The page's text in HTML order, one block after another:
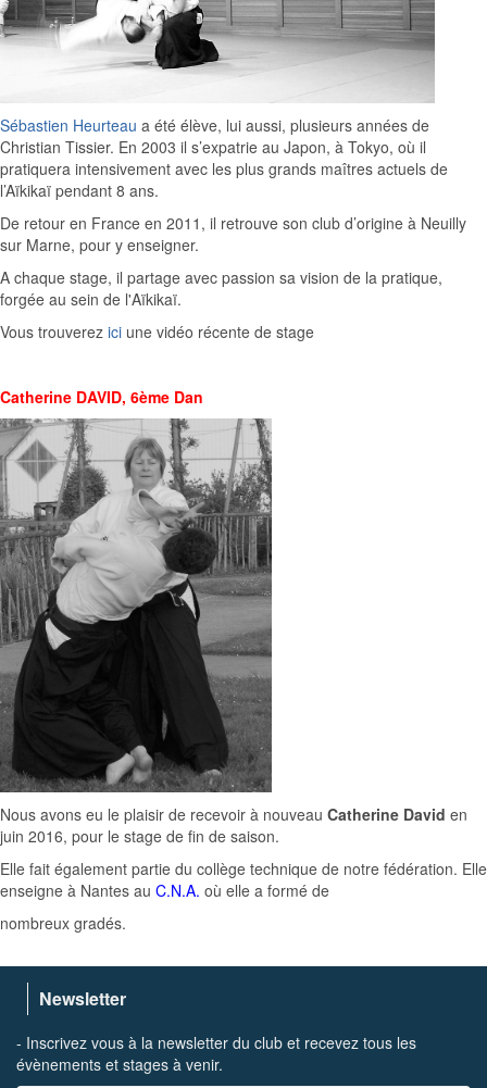
Sébastien Heurteau a été élève, lui aussi, plusieurs années de
Christian Tissier. En 2003 il s’expatrie au Japon, à Tokyo, où il
pratiquera intensivement avec les plus grands maîtres actuels de
l’Aïkikaï pendant 8 ans.
De retour en France en 2011, il retrouve son club d’origine à Neuilly
sur Marne, pour y enseigner.
A chaque stage, il partage avec passion sa vision de la pratique,
forgée au sein de l'Aïkikaï.
Vous trouverez ici une vidéo récente de stage
Catherine DAVID, 6ème Dan
Nous avons eu le plaisir de recevoir à nouveau Catherine David en
juin 2016, pour le stage de fin de saison.
Elle fait également partie du collège technique de notre fédération. Elle
enseigne à Nantes au C.N.A. où elle a formé de
nombreux gradés.
Newsletter
- Inscrivez vous à la newsletter du club et recevez tous les
évènements et stages à venir.